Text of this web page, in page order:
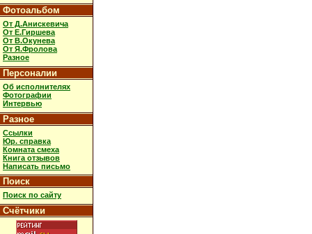
Фотоальбом
От Д.Анискевича
От Е.Гиршева
От В.Окунева
От Я.Фролова
Разное
Персоналии
Об исполнителях
Фотографии
Интервью
Разное
Ссылки
Юр. справка
Комната смеха
Книга отзывов
Написать письмо
Поиск
Поиск по сайту
Счётчики